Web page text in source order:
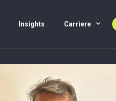
Insights Carriere